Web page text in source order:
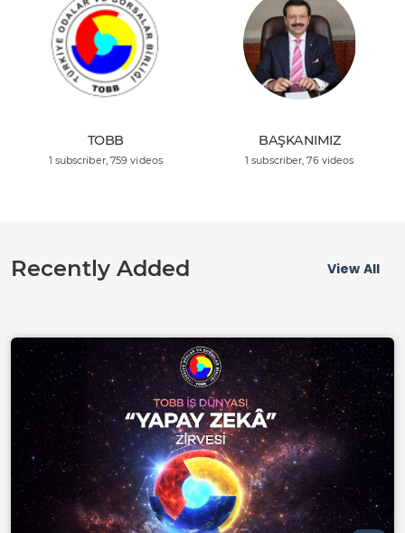
TOBB
1 subscriber, 759 videos
BAŞKANIMIZ
1 subscriber , 76 videos
Recently Added View All